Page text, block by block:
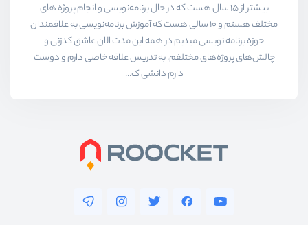
بیشتر از ۱۵ سال هست که در حال برنامه‌نویسی و انجام پروژه های
مختلف هستم و ۱۰ سالی هست که آموزش برنامه‌نویسی به علاقمندان
حوزه برنامه نویسی میدیم در همه این مدت الان عاشق کدزنی و
چالش‌های پروژه‌های مختلفم. به تدریس علاقه خاصی دارم و دوست
دارم دانشی ک...